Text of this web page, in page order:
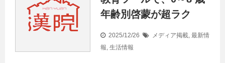
年齢別啓蒙が超ラク
2025/12/26 メディア掲載, 最新情
報, 生活情報